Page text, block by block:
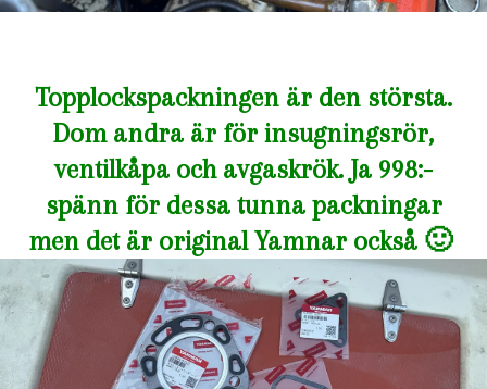
Topplockspackningen är den största.
Dom andra är för insugningsrör,
ventilkåpa och avgaskrök. Ja 998:-
spänn för dessa tunna packningar
men det är original Yamnar också 🙂